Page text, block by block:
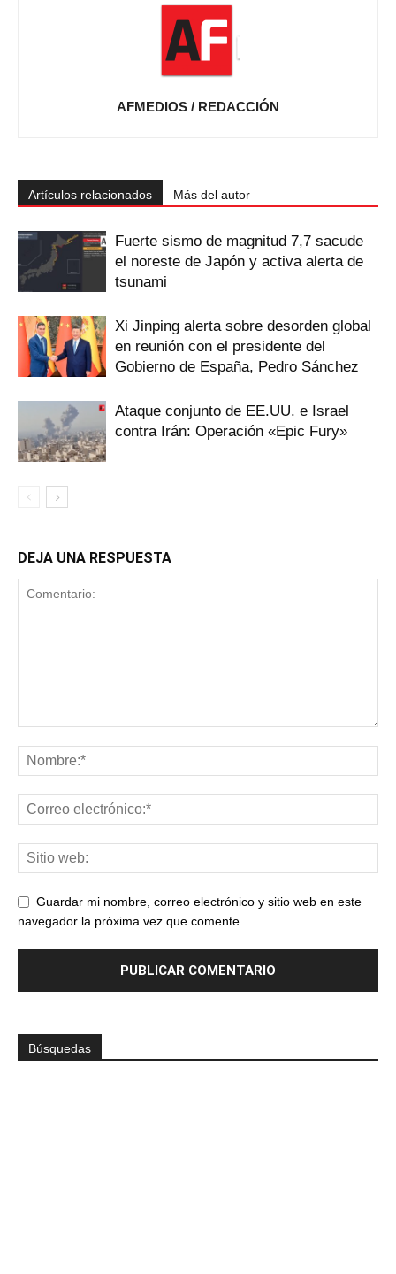
AFMEDIOS / REDACCIÓN
Artículos relacionados Más del autor
Fuerte sismo de magnitud 7,7 sacude
el noreste de Japón y activa alerta de
tsunami
Xi Jinping alerta sobre desorden global
en reunión con el presidente del
Gobierno de España, Pedro Sánchez
Ataque conjunto de EE.UU. e Israel
contra Irán: Operación «Epic Fury»
DEJA UNA RESPUESTA
Guardar mi nombre, correo electrónico y sitio web en este
navegador la próxima vez que comente.
Búsquedas